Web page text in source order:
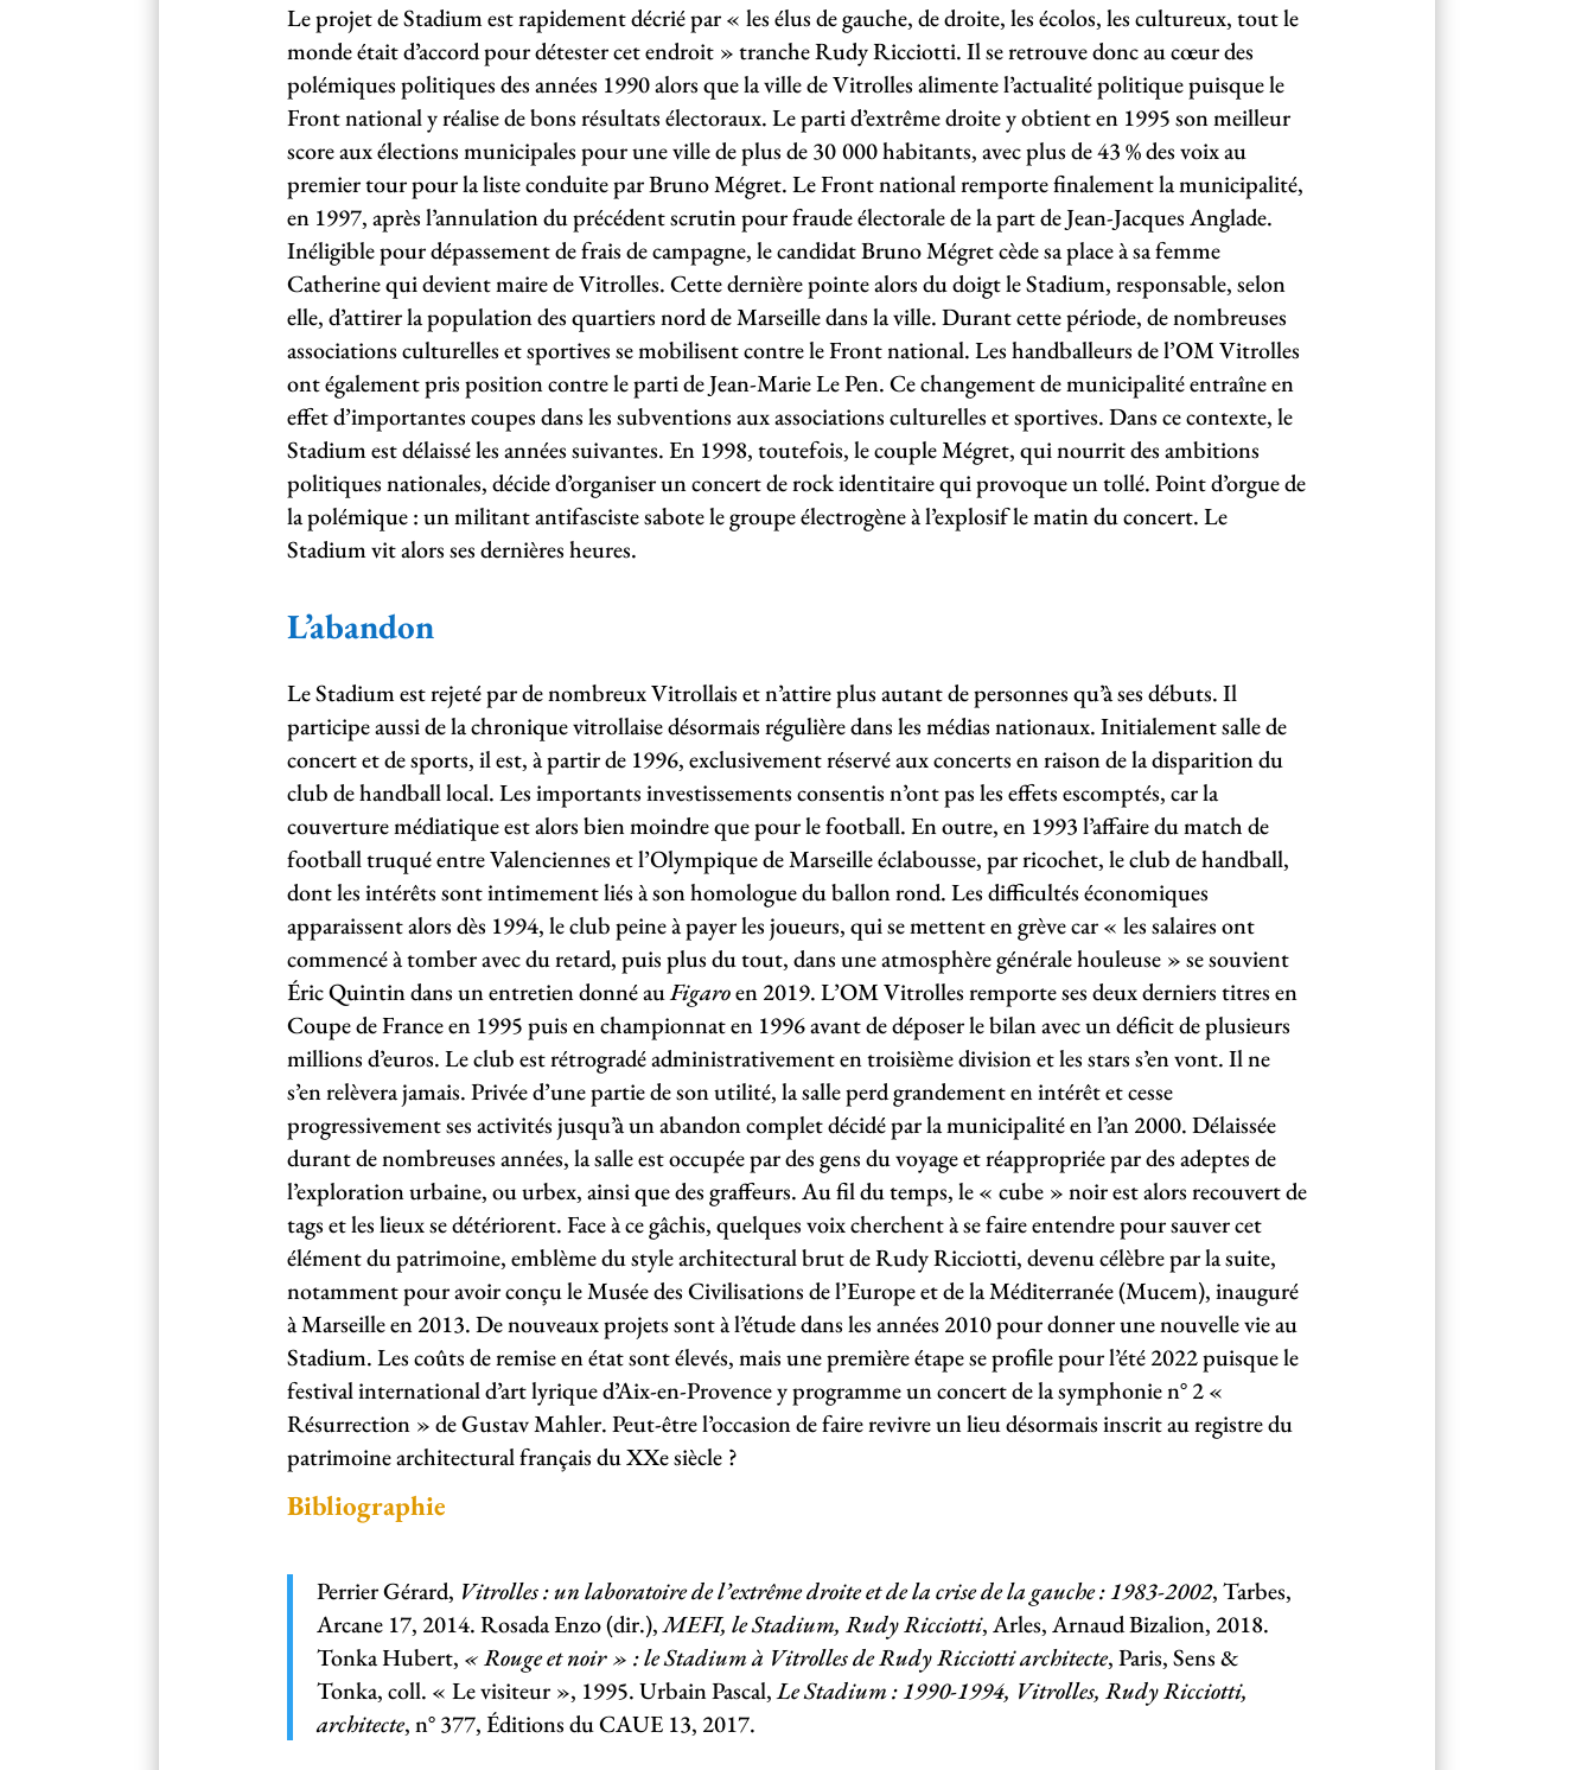
Le projet de Stadium est rapidement décrié par « les élus de gauche, de droite, les écolos, les cultureux, tout le
monde était d’accord pour détester cet endroit » tranche Rudy Ricciotti. Il se retrouve donc au cœur des
polémiques politiques des années 1990 alors que la ville de Vitrolles alimente l’actualité politique puisque le
Front national y réalise de bons résultats électoraux. Le parti d’extrême droite y obtient en 1995 son meilleur
score aux élections municipales pour une ville de plus de 30 000 habitants, avec plus de 43 % des voix au
premier tour pour la liste conduite par Bruno Mégret. Le Front national remporte finalement la municipalité,
en 1997, après l’annulation du précédent scrutin pour fraude électorale de la part de Jean-Jacques Anglade.
Inéligible pour dépassement de frais de campagne, le candidat Bruno Mégret cède sa place à sa femme
Catherine qui devient maire de Vitrolles. Cette dernière pointe alors du doigt le Stadium, responsable, selon
elle, d’attirer la population des quartiers nord de Marseille dans la ville. Durant cette période, de nombreuses
associations culturelles et sportives se mobilisent contre le Front national. Les handballeurs de l’OM Vitrolles
ont également pris position contre le parti de Jean-Marie Le Pen. Ce changement de municipalité entraîne en
effet d’importantes coupes dans les subventions aux associations culturelles et sportives. Dans ce contexte, le
Stadium est délaissé les années suivantes. En 1998, toutefois, le couple Mégret, qui nourrit des ambitions
politiques nationales, décide d’organiser un concert de rock identitaire qui provoque un tollé. Point d’orgue de
la polémique : un militant antifasciste sabote le groupe électrogène à l’explosif le matin du concert. Le
Stadium vit alors ses dernières heures.
L’abandon
Le Stadium est rejeté par de nombreux Vitrollais et n’attire plus autant de personnes qu’à ses débuts. Il
participe aussi de la chronique vitrollaise désormais régulière dans les médias nationaux. Initialement salle de
concert et de sports, il est, à partir de 1996, exclusivement réservé aux concerts en raison de la disparition du
club de handball local. Les importants investissements consentis n’ont pas les effets escomptés, car la
couverture médiatique est alors bien moindre que pour le football. En outre, en 1993 l’affaire du match de
football truqué entre Valenciennes et l’Olympique de Marseille éclabousse, par ricochet, le club de handball,
dont les intérêts sont intimement liés à son homologue du ballon rond. Les difficultés économiques
apparaissent alors dès 1994, le club peine à payer les joueurs, qui se mettent en grève car « les salaires ont
commencé à tomber avec du retard, puis plus du tout, dans une atmosphère générale houleuse » se souvient
Éric Quintin dans un entretien donné auFigaroen 2019. L’OM Vitrolles remporte ses deux derniers titres en
Coupe de France en 1995 puis en championnat en 1996 avant de déposer le bilan avec un déficit de plusieurs
millions d’euros. Le club est rétrogradé administrativement en troisième division et les stars s’en vont. Il ne
s’en relèvera jamais. Privée d’une partie de son utilité, la salle perd grandement en intérêt et cesse
progressivement ses activités jusqu’à un abandon complet décidé par la municipalité en l’an 2000. Délaissée
durant de nombreuses années, la salle est occupée par des gens du voyage et réappropriée par des adeptes de
l’exploration urbaine, ou urbex, ainsi que des graffeurs. Au fil du temps, le « cube » noir est alors recouvert de
tags et les lieux se détériorent. Face à ce gâchis, quelques voix cherchent à se faire entendre pour sauver cet
élément du patrimoine, emblème du style architectural brut de Rudy Ricciotti, devenu célèbre par la suite,
notamment pour avoir conçu le Musée des Civilisations de l’Europe et de la Méditerranée (Mucem), inauguré
à Marseille en 2013. De nouveaux projets sont à l’étude dans les années 2010 pour donner une nouvelle vie au
Stadium. Les coûts de remise en état sont élevés, mais une première étape se profile pour l’été 2022 puisque le
festival international d’art lyrique d’Aix-en-Provence y programme un concert de la symphonie n° 2 «
Résurrection » de Gustav Mahler. Peut-être l’occasion de faire revivre un lieu désormais inscrit au registre du
patrimoine architectural français du XXe siècle ?
Bibliographie
Perrier Gérard, Vitrolles : un laboratoire de l’extrême droite et de la crise de la gauche : 1983-2002, Tarbes,
Arcane 17, 2014. Rosada Enzo (dir.),MEFI, le Stadium, Rudy Ricciotti, Arles, Arnaud Bizalion, 2018.
Tonka Hubert, « Rouge et noir » : le Stadium à Vitrolles de Rudy Ricciotti architecte, Paris, Sens &
Tonka, coll. « Le visiteur », 1995. Urbain Pascal,Le Stadium : 1990-1994, Vitrolles, Rudy Ricciotti,
architecte, n° 377, Éditions du CAUE 13, 2017.